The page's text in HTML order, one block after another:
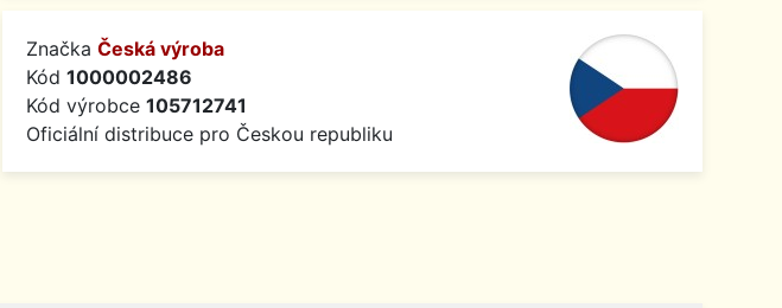
Značka Česká výroba
Kód 1000002486
Kód výrobce 105712741
Oficiální distribuce pro Českou republiku